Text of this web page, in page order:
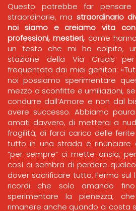
Questo potrebbe far
straordinarie, ma straordinario
noi siamo e creiamo vita
professioni, mestieri, come
un testo che mi ha colpito,
stazione della Via Crucis
frequentata dai miei genitori:
noi possiamo sperimentare
mezzo a sconfitte e umiliazioni,
condurre dall’Amore e non dal
avere successo. Abbiamo
amati davvero, di metterci a
fragilità, di farci carico delle
tutto in una strada e rinunciare
“per sempre” ci mette ansia,
così ci sembra di perdere
dover sacrificare tutto. Fermo
ricordi che solo amando
sperimentare la pienezza,
rimanere anche quando ci costa